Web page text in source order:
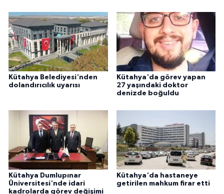
Kütahya Belediyesi'nden
dolandırıcılık uyarısı
Kütahya'da görev yapan
27 yaşındaki doktor
denizde boğuldu
Kütahya Dumlupınar
Üniversitesi'nde idari
kadrolarda görev değişimi
Kütahya'da hastaneye
getirilen mahkum firar etti